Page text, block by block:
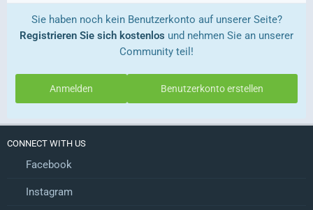
Sie haben noch kein Benutzerkonto auf unserer Seite?
Registrieren Sie sich kostenlos und nehmen Sie an unserer
Community teil!
Benutzerkonto erstellen
Anmelden
CONNECT WITH US
Facebook
Instagram